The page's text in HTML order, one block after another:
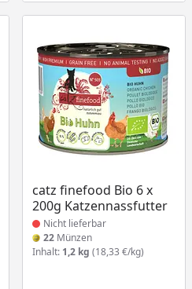
catz finefood Bio 6 x
200g Katzennassfutter
Produkt nicht lieferbar
Nicht lieferbar
22 Münzen
Inhalt: 1,2 kg (18,33 €/kg)